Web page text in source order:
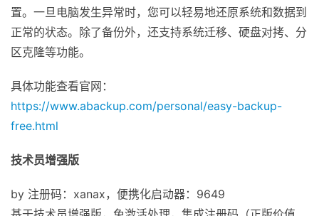
置。一旦电脑发生异常时，您可以轻易地还原系统和数据到
正常的状态。除了备份外，还支持系统迁移、硬盘对拷、分
区克隆等功能。
具体功能查看官网：
https://www.abackup.com/personal/easy-backup-
free.html
技术员增强版
by 注册码：xanax，便携化启动器：9649